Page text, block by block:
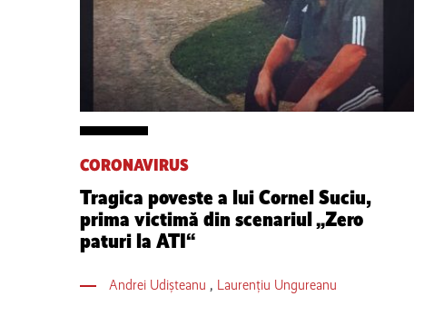
CORONAVIRUS
Tragica poveste a lui Cornel Suciu,
prima victimă din scenariul „Zero
paturi la ATI“
Andrei Udișteanu , Laurențiu Ungureanu